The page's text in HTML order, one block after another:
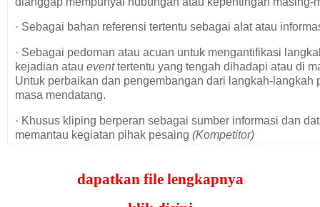
· Sebagai bahan referensi tertentu sebagai alat atau
· Sebagai pedoman atau acuan untuk mengantifikasi
kejadian atau eventtertentu yang tengah dihadapi atau di
Untuk perbaikan dan pengembangan dari langkah-langkah
masa mendatang.
· Khusus kliping berperan sebagai sumber informasi dan
memantau kegiatan pihak pesaing (Kompetitor)
perstasi dan reputasi yang dicapai, mengenai persepsi,
perolehan citra di mata masyarakatnya.
dapatkan file lengkapnya